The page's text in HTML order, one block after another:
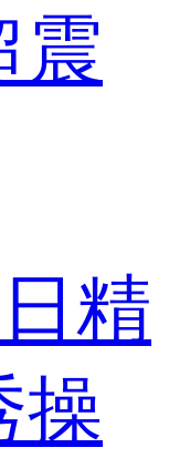
震
精
操